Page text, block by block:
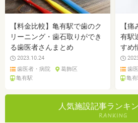
【料金比較】亀有駅で歯のク
リーニング・歯石取りができ
る歯医者さんまとめ
2023.10.24
歯医者・病院
葛飾区
亀有駅
【
有駅
すめ
歯
亀
人気施設記事ランキ